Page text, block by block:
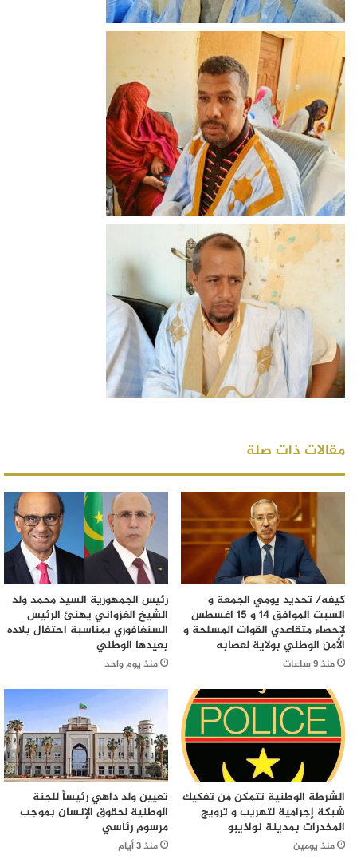
مقالات ذات صلة
كيفه/ تحديد يومي الجمعة و
السبت الموافق 14 و 15 اغسطس
لإحصاء متقاعدي القوات المسلحة و
الأمن الوطني بولاية لعصابه
منذ 9 ساعات
رئيس الجمهورية السيد محمد ولد
الشيخ الغزواني يهنئ الرئيس
السنغافوري بمناسبة احتفال بلاده
بعيدها الوطني
منذ يوم واحد
الشرطة الوطنية تتمكن من تفكيك
شبكة إجرامية لتهريب و ترويج
المخدرات بمدينة نواذيبو
منذ يومين
تعيين ولد داهي رئيساً للجنة
الوطنية لحقوق الإنسان بموجب
مرسوم رئاسي
منذ 3 أيام